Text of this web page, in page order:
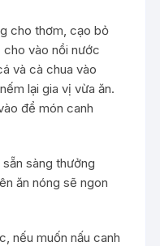
cho thơm, cạo bỏ
cho vào nồi nước
và cà chua vào
lại gia vị vừa ăn.
để món canh
sàng thưởng
ăn nóng sẽ ngon
nếu muốn nấu canh